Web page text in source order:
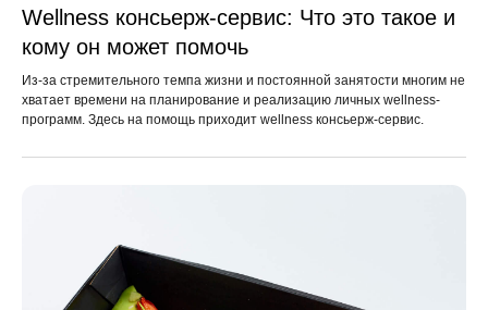
Wellness консьерж-сервис: Что это такое и
кому он может помочь
Из-за стремительного темпа жизни и постоянной занятости многим не
хватает времени на планирование и реализацию личных wellness-
программ. Здесь на помощь приходит wellness консьерж-сервис.